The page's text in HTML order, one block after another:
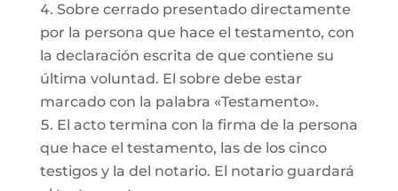
Sobre cerrado presentado directamente
por la persona que hace el testamento, con
la declaración escrita de que contiene su
última voluntad. El sobre debe estar
marcado con la palabra «Testamento».
El acto termina con la firma de la persona
que hace el testamento, las de los cinco
testigos y la del notario. El notario guardará